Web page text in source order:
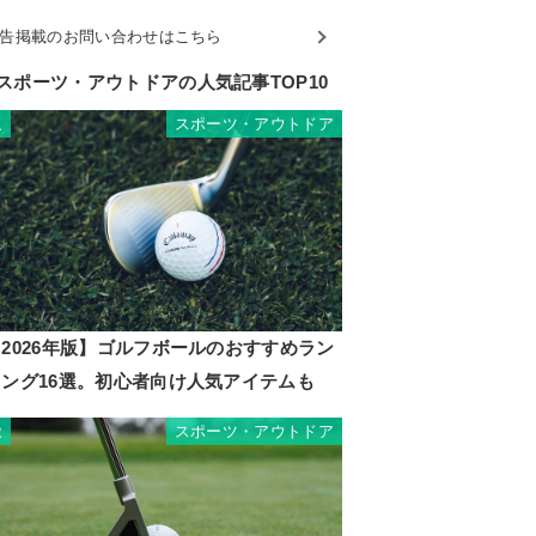
掲載のお問い合わせはこちら
ポーツ・アウトドアの人気記事TOP10
スポーツ・アウトドア
年版】ゴルフボールのおすすめラン
グ16選。初心者向け人気アイテムも
スポーツ・アウトドア